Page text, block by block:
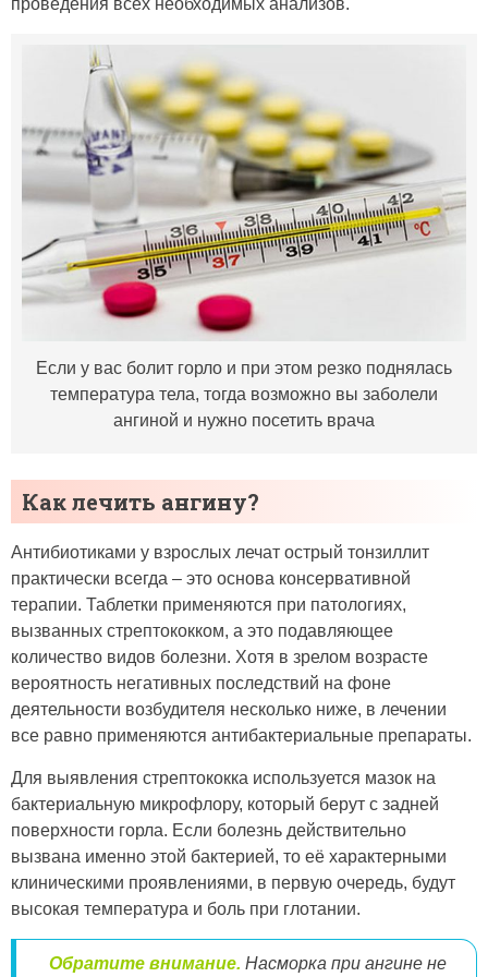
проведения всех необходимых анализов.
Если у вас болит горло и при этом резко поднялась
температура тела, тогда возможно вы заболели
ангиной и нужно посетить врача
Как лечить ангину?
Антибиотиками у взрослых лечат острый тонзиллит
практически всегда – это основа консервативной
терапии. Таблетки применяются при патологиях,
вызванных стрептококком, а это подавляющее
количество видов болезни. Хотя в зрелом возрасте
вероятность негативных последствий на фоне
деятельности возбудителя несколько ниже, в лечении
все равно применяются антибактериальные препараты.
Для выявления стрептококка используется мазок на
бактериальную микрофлору, который берут с задней
поверхности горла. Если болезнь действительно
вызвана именно этой бактерией, то её характерными
клиническими проявлениями, в первую очередь, будут
высокая температура и боль при глотании.
Обратите внимание. Насморка при ангине не